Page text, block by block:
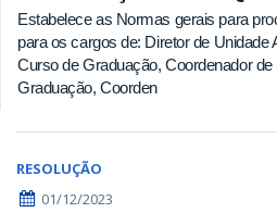
Estabelece as Normas gerais para
para os cargos de: Diretor de
Curso de Graduação, Coordenador
Graduação, Coorden
RESOLUÇÃO
01/12/2023